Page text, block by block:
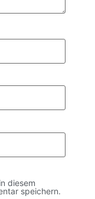
diesem
speichern.